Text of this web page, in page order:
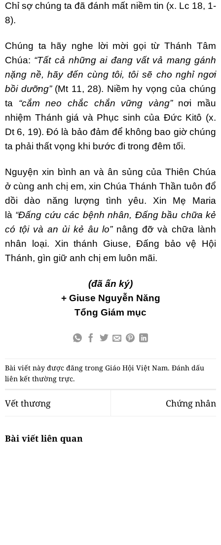
Chỉ sợ chúng ta đã đánh mất niềm tin (x. Lc 18, 1-
8).
Chúng ta hãy nghe lời mời gọi từ Thánh Tâm
Chúa: “Tất cả những ai đang vất vả mang gánh
nặng nề, hãy đến cùng tôi, tôi sẽ cho nghỉ ngơi
bồi dưỡng”(Mt 11, 28). Niềm hy vọng của chúng
ta “cắm neo chắc chắn vững vàng” nơi mầu
nhiệm Thánh giá và Phục sinh của Đức Kitô (x.
Dt 6, 19). Đó là bảo đảm để không bao giờ chúng
ta phải thất vọng khi bước đi trong đêm tối.
Nguyện xin bình an và ân sủng của Thiên Chúa
ở cùng anh chị em, xin Chúa Thánh Thần tuôn đổ
dồi dào năng lượng tình yêu. Xin Mẹ Maria
là “Đấng cứu các bệnh nhân, Đấng bầu chữa kẻ
có tội và an ủi kẻ âu lo” nâng đỡ và chữa lành
nhân loại. Xin thánh Giuse, Đấng bảo vệ Hội
Thánh, gìn giữ anh chị em luôn mãi.
(đã ấn ký)
+ Giuse Nguyễn Năng
Tổng Giám mục
Bài viết này được đăng trong Giáo Hội Việt Nam. Đánh dấu
liên kết thường trực.
Vết thương Chứng nhân
Bài viết liên quan